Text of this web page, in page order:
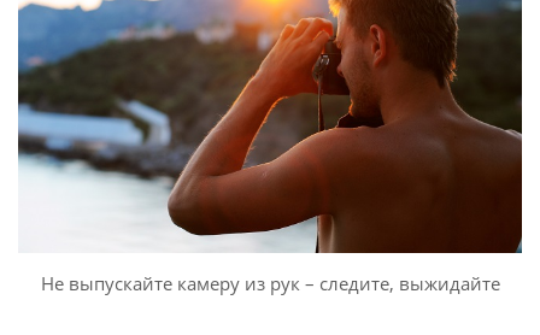
Не выпускайте камеру из рук – следите, выжидайте